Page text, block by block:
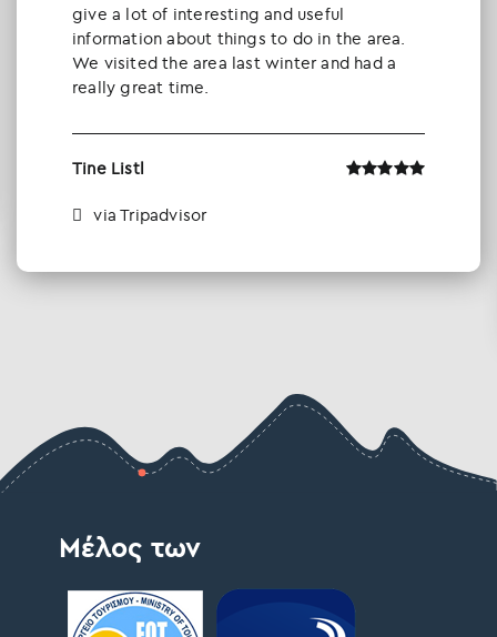
give a lot of interesting and useful
information about things to do in the area.
We visited the area last winter and had a
really great time.
Tine Listl
via Tripadvisor
Μέλος των